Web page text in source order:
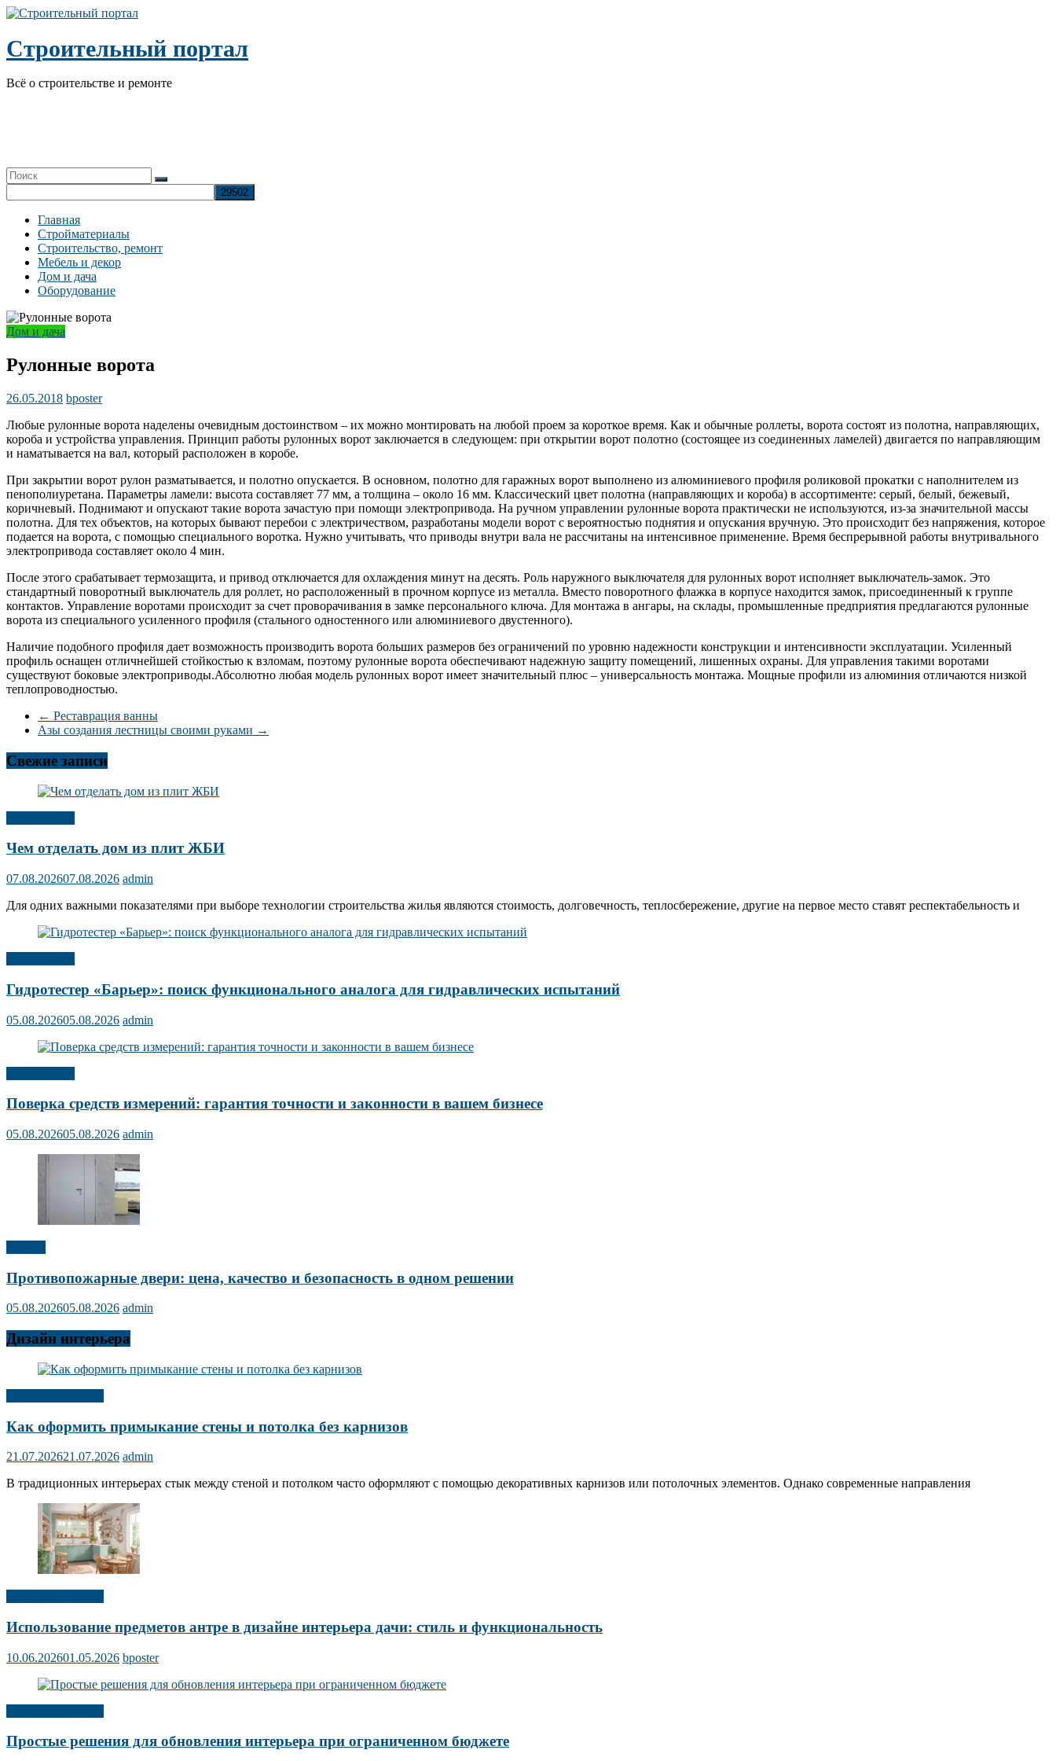
Перейти
содержимому
Строительный портал
Всё о строительстве и ремонте
Главная
Стройматериалы
Строительство, ремонт
Мебель и декор
Дом и дача
Оборудование
Дом и дача
Рулонные ворота
26.05.2018 bposter
Любые рулонные ворота наделены очевидным достоинством – их можно монтировать на любой проем за короткое время. Как и обычные роллеты, ворота состоят из полотна, направляющих,
короба и устройства управления. Принцип работы рулонных ворот заключается в следующем: при открытии ворот полотно (состоящее из соединенных ламелей) двигается по направляющим
и наматывается на вал, который расположен в коробе.
При закрытии ворот рулон разматывается, и полотно опускается. В основном, полотно для гаражных ворот выполнено из алюминиевого профиля роликовой прокатки с наполнителем из
пенополиуретана. Параметры ламели: высота составляет 77 мм, а толщина – около 16 мм. Классический цвет полотна (направляющих и короба) в ассортименте: серый, белый, бежевый,
коричневый. Поднимают и опускают такие ворота зачастую при помощи электропривода. На ручном управлении рулонные ворота практически не используются, из-за значительной массы
полотна. Для тех объектов, на которых бывают перебои с электричеством, разработаны модели ворот с вероятностью поднятия и опускания вручную. Это происходит без напряжения, которое
подается на ворота, с помощью специального воротка. Нужно учитывать, что приводы внутри вала не рассчитаны на интенсивное применение. Время беспрерывной работы внутривального
электропривода составляет около 4 мин.
После этого срабатывает термозащита, и привод отключается для охлаждения минут на десять. Роль наружного выключателя для рулонных ворот исполняет выключатель-замок. Это
стандартный поворотный выключатель для роллет, но расположенный в прочном корпусе из металла. Вместо поворотного флажка в корпусе находится замок, присоединенный к группе
контактов. Управление воротами происходит за счет проворачивания в замке персонального ключа. Для монтажа в ангары, на склады, промышленные предприятия предлагаются рулонные
ворота из специального усиленного профиля (стального одностенного или алюминиевого двустенного).
Наличие подобного профиля дает возможность производить ворота больших размеров без ограничений по уровню надежности конструкции и интенсивности эксплуатации. Усиленный
профиль оснащен отличнейшей стойкостью к взломам, поэтому рулонные ворота обеспечивают надежную защиту помещений, лишенных охраны. Для управления такими воротами
существуют боковые электроприводы.Абсолютно любая модель рулонных ворот имеет значительный плюс – универсальность монтажа. Мощные профили из алюминия отличаются низкой
теплопроводностью.
← Реставрация ванны
Азы создания лестницы своими руками →
Свежие записи
Чем отделать дом из плит ЖБИ
07.08.202607.08.2026 admin
Для одних важными показателями при выборе технологии строительства жилья являются стоимость, долговечность, теплосбережение, другие на первое место ставят респектабельность и
Гидротестер «Барьер»: поиск функционального аналога для гидравлических испытаний
05.08.202605.08.2026 admin
Поверка средств измерений: гарантия точности и законности в вашем бизнесе
05.08.202605.08.2026 admin
Противопожарные двери: цена, качество и безопасность в одном решении
05.08.202605.08.2026 admin
Дизайн интерьера
Как оформить примыкание стены и потолка без карнизов
21.07.202621.07.2026 admin
В традиционных интерьерах стык между стеной и потолком часто оформляют с помощью декоративных карнизов или потолочных элементов. Однако современные направления
Использование предметов антре в дизайне интерьера дачи: стиль и функциональность
10.06.202601.05.2026 bposter
Простые решения для обновления интерьера при ограниченном бюджете